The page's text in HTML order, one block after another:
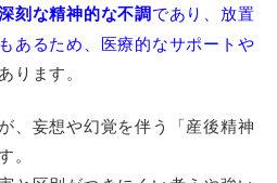
刻な精神的な不調であり、放置
あるため、医療的なサポートや
ります。
、妄想や幻覚を伴う「産後精神
。